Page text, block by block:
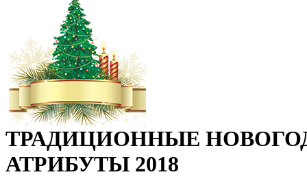
ТРАДИЦИОННЫЕ
АТРИБУТЫ 2018